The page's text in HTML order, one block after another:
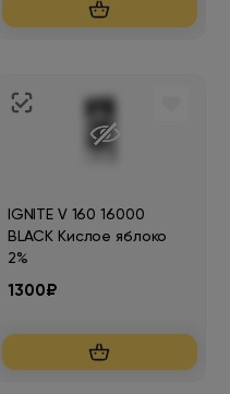
IGNITE V 160 16000
BLACK Кислое яблоко
2%
1300₽